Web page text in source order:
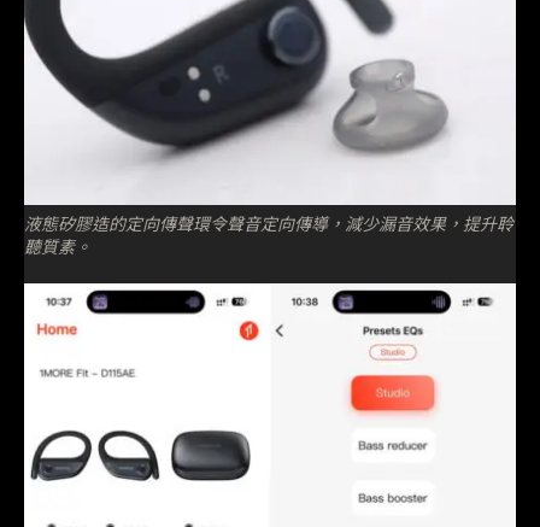
液態矽膠造的定向傳聲環令聲音定向傳導，減少漏音效果，提升聆
聽質素。